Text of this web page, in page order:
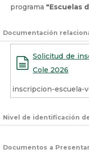
programa "Escuelas
Documentación
Solicitud de
Cole 2026
inscripcion-escuela-
Nivel de identificación
Documentos a Presentar